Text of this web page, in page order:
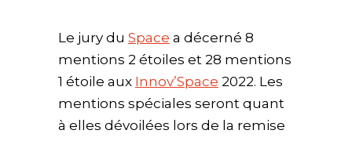
Le jury du Space a décerné 8
mentions 2 étoiles et 28 mentions
1 étoile aux Innov’Space 2022. Les
mentions spéciales seront quant
à elles dévoilées lors de la remise